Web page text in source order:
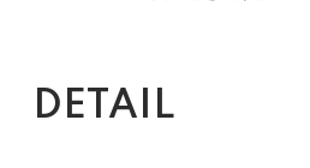
DETAIL